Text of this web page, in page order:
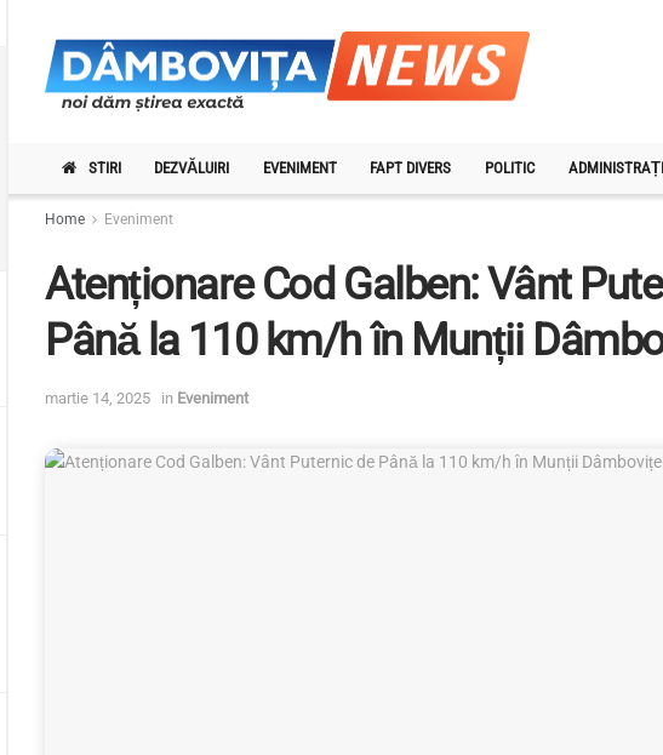
STIRI DEZVĂLUIRI EVENIMENT FAPT DIVERS POLITIC
Home Eveniment
Atenționare Cod Galben: Vânt
Până la 110 km/h în Munții
martie 14, 2025 in Eveniment